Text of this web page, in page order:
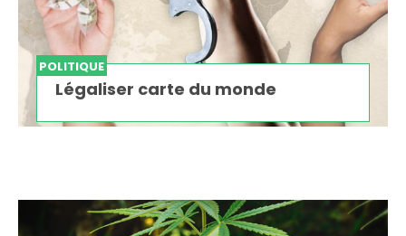
POLITIQUE
Légaliser carte du monde